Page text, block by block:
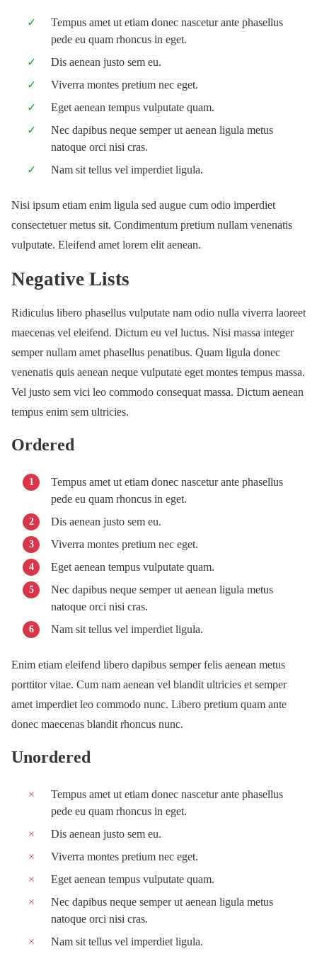
Tempus amet ut etiam donec nascetur ante phasellus
pede eu quam rhoncus in eget.
Dis aenean justo sem eu.
Viverra montes pretium nec eget.
Eget aenean tempus vulputate quam.
Nec dapibus neque semper ut aenean ligula metus
natoque orci nisi cras.
Nam sit tellus vel imperdiet ligula.
Nisi ipsum etiam enim ligula sed augue cum odio imperdiet
consectetuer metus sit. Condimentum pretium nullam venenatis
vulputate. Eleifend amet lorem elit aenean.
Negative Lists
Ridiculus libero phasellus vulputate nam odio nulla viverra laoreet
maecenas vel eleifend. Dictum eu vel luctus. Nisi massa integer
semper nullam amet phasellus penatibus. Quam ligula donec
venenatis quis aenean neque vulputate eget montes tempus massa.
Vel justo sem vici leo commodo consequat massa. Dictum aenean
tempus enim sem ultricies.
Ordered
Tempus amet ut etiam donec nascetur ante phasellus
pede eu quam rhoncus in eget.
Dis aenean justo sem eu.
Viverra montes pretium nec eget.
Eget aenean tempus vulputate quam.
Nec dapibus neque semper ut aenean ligula metus
natoque orci nisi cras.
Nam sit tellus vel imperdiet ligula.
Enim etiam eleifend libero dapibus semper felis aenean metus
porttitor vitae. Cum nam aenean vel blandit ultricies et semper
amet imperdiet leo commodo nunc. Libero pretium quam ante
donec maecenas blandit rhoncus nunc.
Unordered
Tempus amet ut etiam donec nascetur ante phasellus
pede eu quam rhoncus in eget.
Dis aenean justo sem eu.
Viverra montes pretium nec eget.
Eget aenean tempus vulputate quam.
Nec dapibus neque semper ut aenean ligula metus
natoque orci nisi cras.
Nam sit tellus vel imperdiet ligula.